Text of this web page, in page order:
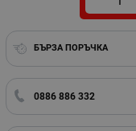
БЪРЗА ПОРЪЧКА
0886 886 332